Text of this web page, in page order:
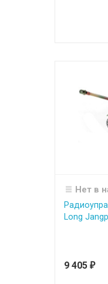
Нет в
Long
9 405 ₽